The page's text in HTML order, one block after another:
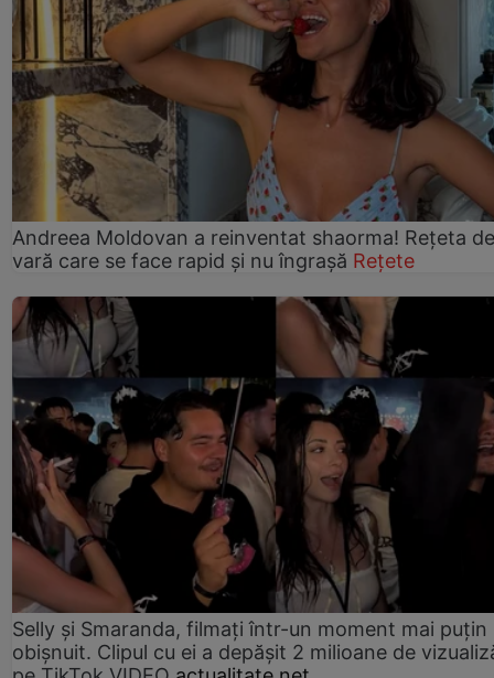
Andreea Moldovan a reinventat shaorma! Rețeta de
vară care se face rapid și nu îngrașă Rețete
Selly și Smaranda, filmați într-un moment mai puțin
obișnuit. Clipul cu ei a depășit 2 milioane de